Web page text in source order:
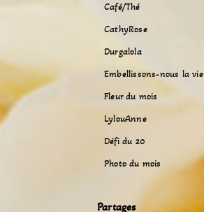
Café/Thé
CathyRose
Durgalola
Embellissons-nous la vie
Fleur du mois
LylouAnne
Défi du 20
Photo du mois
Partages